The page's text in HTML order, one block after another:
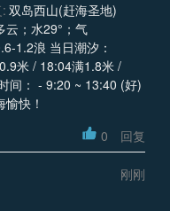
双岛西山(赶海圣地)
；水29°；气
1.2浪 当日潮汐：
米 / 18:04满1.8米 /
间： - 9:20 ~ 13:40 (好)
快！
0 回复
刚刚